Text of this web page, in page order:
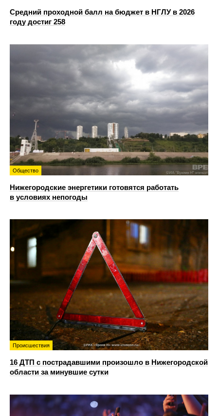
Средний проходной балл на бюджет в НГЛУ в 2026
году достиг 258
Общество
Нижегородские энергетики готовятся работать
в условиях непогоды
Происшествия
16 ДТП с пострадавшими произошло в Нижегородской
области за минувшие сутки